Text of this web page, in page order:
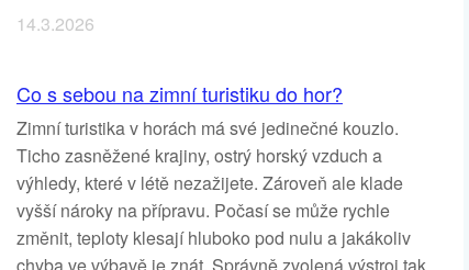
14.3.2026
Co s sebou na zimní turistiku do hor?
Zimní turistika v horách má své jedinečné kouzlo.
Ticho zasněžené krajiny, ostrý horský vzduch a
výhledy, které v létě nezažijete. Zároveň ale klade
vyšší nároky na přípravu. Počasí se může rychle
změnit, teploty klesají hluboko pod nulu a jakákoliv